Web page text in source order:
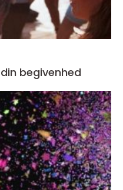
begivenhed